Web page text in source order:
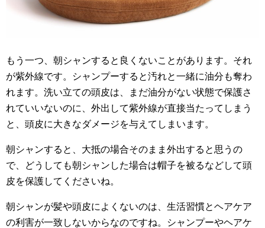
もう一つ、朝シャンすると良くないことがあります。それ
が紫外線です。シャンプーすると汚れと一緒に油分も奪わ
れます。洗い立ての頭皮は、まだ油分がない状態で保護さ
れていいないのに、外出して紫外線が直接当たってしまう
と、頭皮に大きなダメージを与えてしまいます。
朝シャンすると、大抵の場合そのまま外出すると思うの
で、どうしても朝シャンした場合は帽子を被るなどして頭
皮を保護してくださいね。
朝シャンが髪や頭皮によくないのは、生活習慣とヘアケア
の利害が一致しないからなのですね。シャンプーやヘアケ